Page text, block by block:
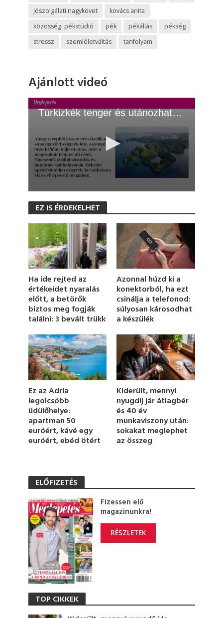
jószolgálati nagykövet
kovács anita
közösségi pékstúdió
pék pékállás
pékség
stressz
szemléletváltás tanfolyam
Ajánlott videó
Türkizkék tenger és utánozhatatlan nyugalom
s
o
n
d
s
o
f
m
i
n
u
t
e
2
0
s
e
c
o
d
s
EZ IS ÉRDEKELHET
Ha ide rejted az
értékeidet nyaralás
előtt, a betörők
biztos meg fogják
találni: 3 bevált trükk
Azonnal húzd ki a
konektorból, ha ezt
csinálja a telefonod:
súlyosan károsodhat
a készülék
Ez az Adria
legolcsóbb
üdülőhelye:
apartman 50
euróért, kávé egy
euróért, ebéd ötért
Kiderült, mennyi
nyugdíj jár átlagbér
és 40 év
munkaviszony után:
sokakat meglephet
az összeg
ELŐFIZETÉS
Fizessen elő
magazinunkra!
RÉSZLETEK
TOP CIKKEK